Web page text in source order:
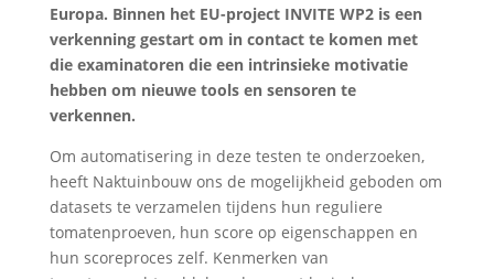
Europa. Binnen het EU-project INVITE WP2 is een
verkenning gestart om in contact te komen met
die examinatoren die een intrinsieke motivatie
hebben om nieuwe tools en sensoren te
verkennen.
Om automatisering in deze testen te onderzoeken,
heeft Naktuinbouw ons de mogelijkheid geboden om
datasets te verzamelen tijdens hun reguliere
tomatenproeven, hun score op eigenschappen en
hun scoreproces zelf. Kenmerken van